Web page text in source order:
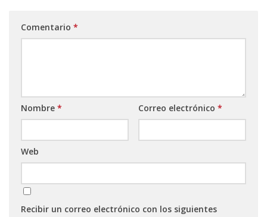
Comentario *
Nombre * Correo electrónico *
Web
Recibir un correo electrónico con los siguientes